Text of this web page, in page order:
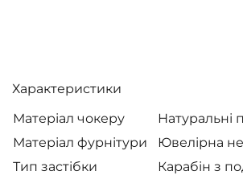
Характеристики
Матеріал чокеру
Натуральні
Матеріал фурнітури
Ювелірна
Тип застібки
Карабін з